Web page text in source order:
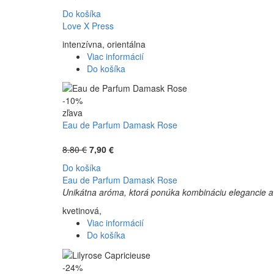
Do košíka
Love X Press
intenzívna, orientálna
Viac informácií
Do košíka
-10%
zľava
Eau de Parfum Damask Rose
8.80 € 7,90 €
Do košíka
Eau de Parfum Damask Rose
Unikátna aróma, ktorá ponúka kombináciu elegancie
kvetinová,
Viac informácií
Do košíka
-24%